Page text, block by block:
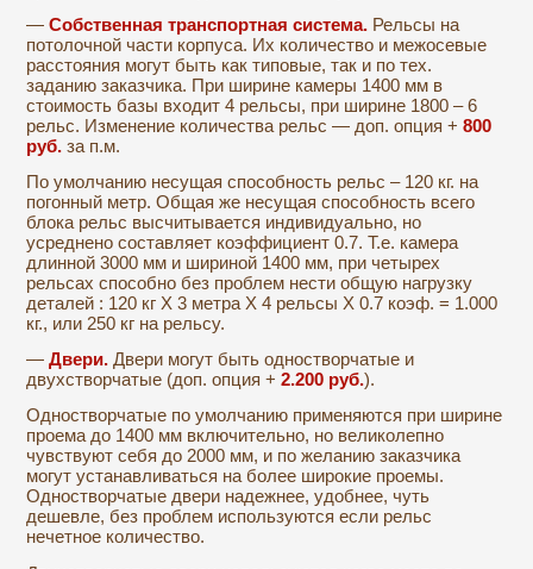
—Собственная транспортная система. Рельсы на
потолочной части корпуса. Их количество и межосевые
расстояния могут быть как типовые, так и по тех.
заданию заказчика. При ширине камеры 1400 мм в
стоимость базы входит 4 рельсы, при ширине 1800 – 6
рельс. Изменение количества рельс — доп. опция +800
руб. за п.м.
По умолчанию несущая способность рельс – 120 кг. на
погонный метр. Общая же несущая способность всего
блока рельс высчитывается индивидуально, но
усреднено составляет коэффициент 0.7. Т.е. камера
длинной 3000 мм и шириной 1400 мм, при четырех
рельсах способно без проблем нести общую нагрузку
деталей : 120 кг Х 3 метра Х 4 рельсы Х 0.7 коэф. = 1.000
кг., или 250 кг на рельсу.
—Двери. Двери могут быть одностворчатые и
двухстворчатые (доп. опция +2.200 руб.).
Одностворчатые по умолчанию применяются при ширине
проема до 1400 мм включительно, но великолепно
чувствуют себя до 2000 мм, и по желанию заказчика
могут устанавливаться на более широкие проемы.
Одностворчатые двери надежнее, удобнее, чуть
дешевле, без проблем используются если рельс
нечетное количество.